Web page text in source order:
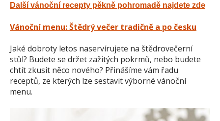
Další vánoční recepty pěkně pohromadě najdete zde
Vánoční menu: Štědrý večer tradičně a po česku
Jaké dobroty letos naservírujete na štědrovečerní
stůl? Budete se držet zažitých pokrmů, nebo budete
chtít zkusit něco nového? Přinášíme vám řadu
receptů, ze kterých lze sestavit výborné vánoční
menu.